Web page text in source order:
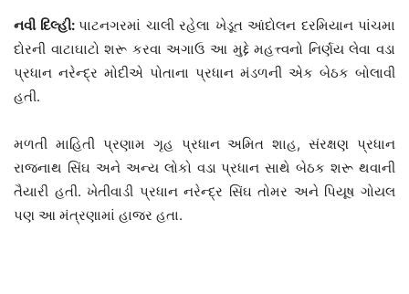
નવી દિલ્હી: પાટનગરમાં ચાલી રહેલા ખેડૂત આંદોલન દરમિયાન પાંચમા
દોરની વાટાઘાટો શરૂ કરવા અગાઉ આ મુદ્દે મહત્ત્વનો નિર્ણય લેવા વડા
પ્રધાન નરેન્દ્ર મોદીએ પોતાના પ્રધાન મંડળની એક બેઠક બોલાવી
હતી.
મળતી માહિતી પ્રણામ ગૃહ પ્રધાન અમિત શાહ, સંરક્ષણ પ્રધાન
રાજનાથ સિંઘ અને અન્ય લોકો વડા પ્રધાન સાથે બેઠક શરૂ થવાની
તૈયારી હતી. ખેતીવાડી પ્રધાન નરેન્દ્ર સિંઘ તોમર અને પિયૂષ ગોયલ
પણ આ મંત્રણામાં હાજર હતા.